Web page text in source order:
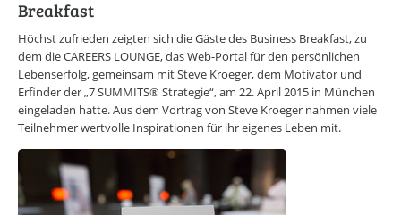
Wunscharbeitgeber-News
E-Bibliothek
E-Videothek
Veranstaltungen
NEWSLETTER
Mit dem E-Mail Newsletter informieren wir Sie regelmäßig über
spannende Neuigkeiten innerhalb der CAREERS LOUNGE.
NEWSLETTER ANMELDUNG
Breakfast
Höchst zufrieden zeigten sich die Gäste des Business Breakfast, zu
dem die CAREERS LOUNGE, das Web-Portal für den persönlichen
Lebenserfolg, gemeinsam mit Steve Kroeger, dem Motivator und
Erfinder der „7 SUMMITS® Strategie“, am 22. April 2015 in München
eingeladen hatte. Aus dem Vortrag von Steve Kroeger nahmen viele
Teilnehmer wertvolle Inspirationen für ihr eigenes Leben mit.